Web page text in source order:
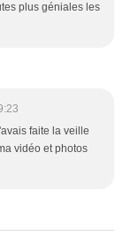
plus géniales les
faite la veille
vidéo et photos